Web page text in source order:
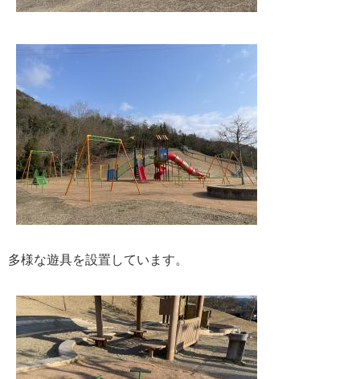
多様な遊具を設置しています。